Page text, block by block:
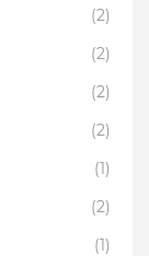
(2)
(2)
(2)
(2)
(1)
(2)
(1)